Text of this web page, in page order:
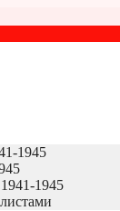
1945
1945